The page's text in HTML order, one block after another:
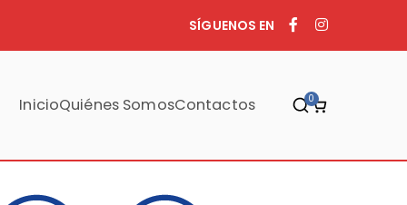
SÍGUENOS EN
InicioQuiénes SomosContactos 0